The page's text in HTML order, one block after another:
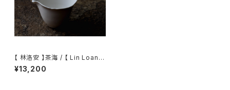
【 林洛安 】茶海 / 【 Lin Loann
】tea pitcher
¥13,200